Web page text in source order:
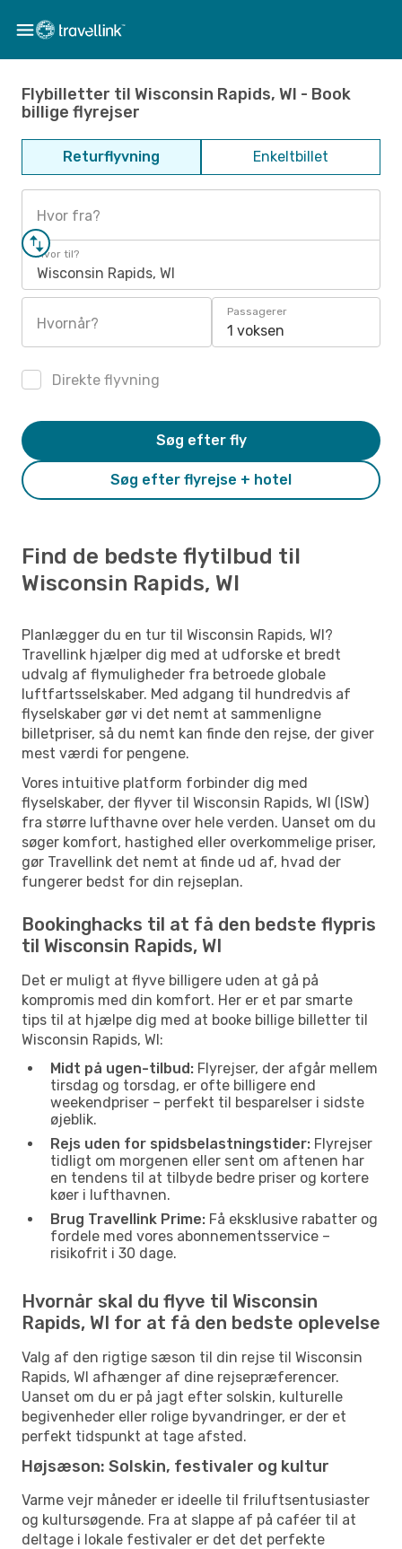
Flybilletter til Wisconsin Rapids, WI - Book
billige flyrejser
Returflyvning Enkeltbillet
Hvor fra?
Hvor til?
Wisconsin Rapids, WI
Hvornår?
Passagerer
1 voksen
Direkte flyvning
Søg efter flyrejse + hotel
Søg efter fly
Find de bedste flytilbud til
Wisconsin Rapids, WI
Planlægger du en tur til Wisconsin Rapids, WI?
Travellink hjælper dig med at udforske et bredt
udvalg af flymuligheder fra betroede globale
luftfartsselskaber. Med adgang til hundredvis af
flyselskaber gør vi det nemt at sammenligne
billetpriser, så du nemt kan finde den rejse, der giver
mest værdi for pengene.
Vores intuitive platform forbinder dig med
flyselskaber, der flyver til Wisconsin Rapids, WI (ISW)
fra større lufthavne over hele verden. Uanset om du
søger komfort, hastighed eller overkommelige priser,
gør Travellink det nemt at finde ud af, hvad der
fungerer bedst for din rejseplan.
Bookinghacks til at få den bedste flypris
til Wisconsin Rapids, WI
Det er muligt at flyve billigere uden at gå på
kompromis med din komfort. Her er et par smarte
tips til at hjælpe dig med at booke billige billetter til
Wisconsin Rapids, WI:
Midt på ugen-tilbud: Flyrejser, der afgår mellem
tirsdag og torsdag, er ofte billigere end
weekendpriser – perfekt til besparelser i sidste
øjeblik.
Rejs uden for spidsbelastningstider: Flyrejser
tidligt om morgenen eller sent om aftenen har
en tendens til at tilbyde bedre priser og kortere
køer i lufthavnen.
Brug Travellink Prime: Få eksklusive rabatter og
fordele med vores abonnementsservice –
risikofrit i 30 dage.
Hvornår skal du flyve til Wisconsin
Rapids, WI for at få den bedste oplevelse
Valg af den rigtige sæson til din rejse til Wisconsin
Rapids, WI afhænger af dine rejsepræferencer.
Uanset om du er på jagt efter solskin, kulturelle
begivenheder eller rolige byvandringer, er der et
perfekt tidspunkt at tage afsted.
Højsæson: Solskin, festivaler og kultur
Varme vejr måneder er ideelle til friluftsentusiaster
og kultursøgende. Fra at slappe af på caféer til at
deltage i lokale festivaler er det det perfekte